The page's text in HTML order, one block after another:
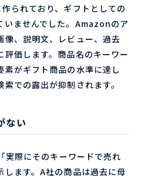
られており、ギフトとしての
いませんでした。Amazonのア
像、説明文、レビュー、過去
価します。商品名のキーワー
素がギフト商品の水準に達し
での露出が抑制されます。
ない
際にそのキーワードで売れ
します。A社の商品は過去に母